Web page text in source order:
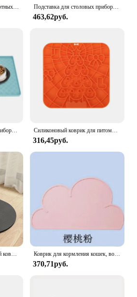
Товары для домашних животных, силиконовый коврик для собачьей миски с высокими губами, антипригарная Водонепроницаемая подставка для кормления еды, поднос для воды, подставка для питомцев Подставка для столовых приборов для корма и воды с водонепроницаемой резиновой подложкой, быстросохнущий водный коврик для собак, кошек, коврик для кормления домашних животных, впитывающий
463,62руб.
Подставка для столовых приборов для домашних животных Nonspill Легко чистящийся складной коврик для кормления кошек и собак Силиконовый нескользящий водонепроницаемый коврик для домашних животных Силиконовый коврик для питомцев, силиконовый коврик для собак, пластина для медленного питания, силиконовая присоска для сфокусированного питания, товары для дрессировки собак
316,45руб.
Коврик для кормления кошек, водонепроницаемый однотонный силиконовый коврик для корма домашних животных, миска для питомцев, коврик, подстилка, легко моющийся, аксессуары для собак
370,71руб.